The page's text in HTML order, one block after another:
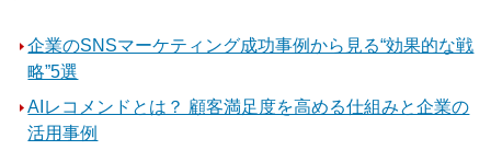
企業のSNSマーケティング成功事例から見る“効果的な戦
略”5選
AIレコメンドとは？ 顧客満足度を高める仕組みと企業の
活用事例